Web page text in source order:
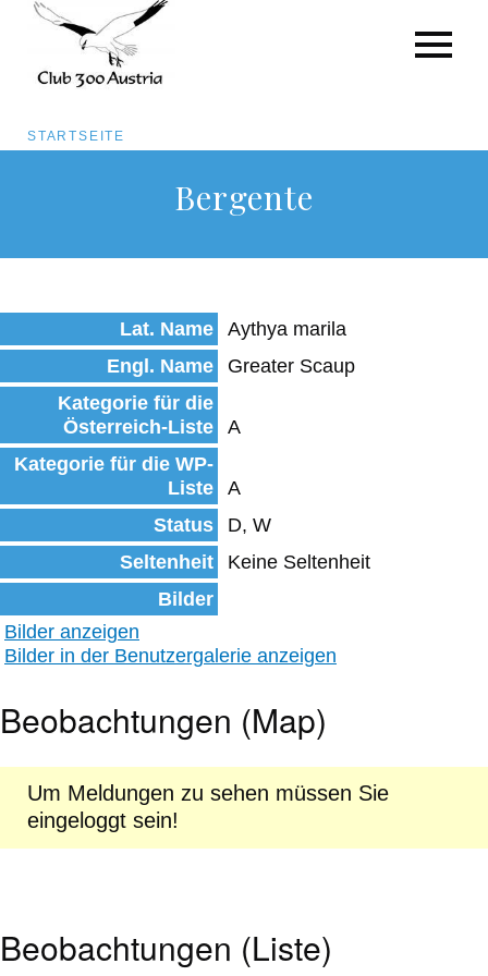
Inhalt
Pfadnavigation
STARTSEITE
Bergente
Lat. Name
Aythya marila
Engl. Name
Greater Scaup
Kategorie für die
Österreich-Liste
A
Kategorie für die WP-
Liste
A
Status
D, W
Seltenheit
Keine Seltenheit
Bilder
Bilder anzeigen
Bilder in der Benutzergalerie anzeigen
Beobachtungen (Map)
Um Meldungen zu sehen müssen Sie
eingeloggt sein!
Beobachtungen (Liste)